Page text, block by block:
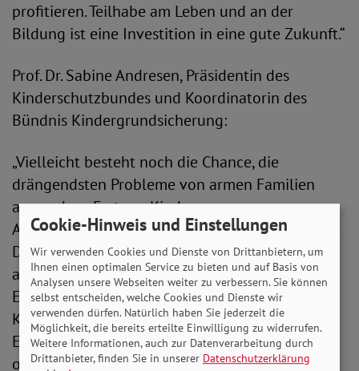
profitieren. Teilhabe am Leben und an der
Bildung ist eine Investition in eine gute Zukunft.“
Prof. Dr. Sabine Andresen, Präsidentin des
Kinderschutzbundes und Koordinatorin des
Bündnis Kindergrundsicherung:
„Vielleicht besteht noch die Chance, die
drängendsten Probleme von armen Familien
anzugehen. Erstens: Kinder von
Alleinerziehenden trifft Armut besonders häufig.
Diese Gruppe ist dringend auf Verbesserungen
angewiesen, um nicht fortwährend in
Existenzangst leben zu müssen. Zweitens ist für
Kinder aus Familien mit wenig oder keinem
Einkommen die Mitgliedschaft im Sportverein
oder die Teilnahme in der Musikschule meist zu
Cookie-Hinweis und Einstellungen
Wir verwenden Cookies und Dienste von Drittanbietern, um
Ihnen einen optimalen Service zu bieten und auf Basis von
Analysen unsere Webseiten weiter zu verbessern. Sie können
selbst entscheiden, welche Cookies und Dienste wir
verwenden dürfen. Natürlich haben Sie jederzeit die
Möglichkeit, die bereits erteilte Einwilligung zu widerrufen.
Weitere Informationen, auch zur Datenverarbeitung durch
Drittanbieter, finden Sie in unserer Datenschutzerklärung